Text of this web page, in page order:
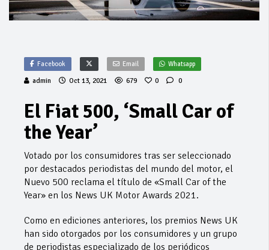
Facebook Email Whatsapp
admin Oct 13, 2021 679 0 0
El Fiat 500, ‘Small Car of
the Year’
Votado por los consumidores tras ser seleccionado
por destacados periodistas del mundo del motor, el
Nuevo 500 reclama el título de «Small Car of the
Year» en los News UK Motor Awards 2021.
Como en ediciones anteriores, los premios News UK
han sido otorgados por los consumidores y un grupo
de periodistas especializado de los periódicos